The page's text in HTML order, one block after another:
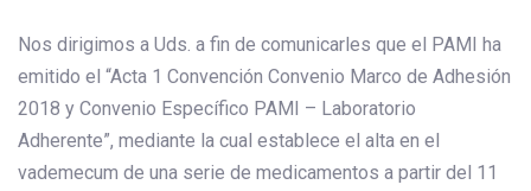
Nos dirigimos a Uds. a fin de comunicarles que el PAMI ha
emitido el “Acta 1 Convención Convenio Marco de Adhesión
2018 y Convenio Específico PAMI – Laboratorio
Adherente”, mediante la cual establece el alta en el
vademecum de una serie de medicamentos a partir del 11